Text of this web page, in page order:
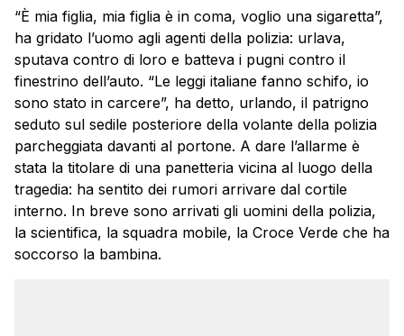
“È mia figlia, mia figlia è in coma, voglio una sigaretta”,
ha gridato l’uomo agli agenti della polizia: urlava,
sputava contro di loro e batteva i pugni contro il
finestrino dell’auto. “Le leggi italiane fanno schifo, io
sono stato in carcere”, ha detto, urlando, il patrigno
seduto sul sedile posteriore della volante della polizia
parcheggiata davanti al portone. A dare l’allarme è
stata la titolare di una panetteria vicina al luogo della
tragedia: ha sentito dei rumori arrivare dal cortile
interno. In breve sono arrivati gli uomini della polizia,
la scientifica, la squadra mobile, la Croce Verde che ha
soccorso la bambina.